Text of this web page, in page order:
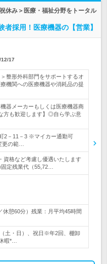
休み＞医療・福祉分野をトータル
者採用！医療機器の【営業】
17
整形外科部門をサポートするオ
機関への医療機器や消耗品の提
器メーカーもしくは医療機器商
方も歓迎します】◎自ら学ぶ意
2－11－3 ※マイカー通勤可
更の範…
資格など考慮し優遇いたします
定残業代（55,72…
休憩60分）残業：月平均45時間
土・日）、祝日※年2回、棚卸
暇*…